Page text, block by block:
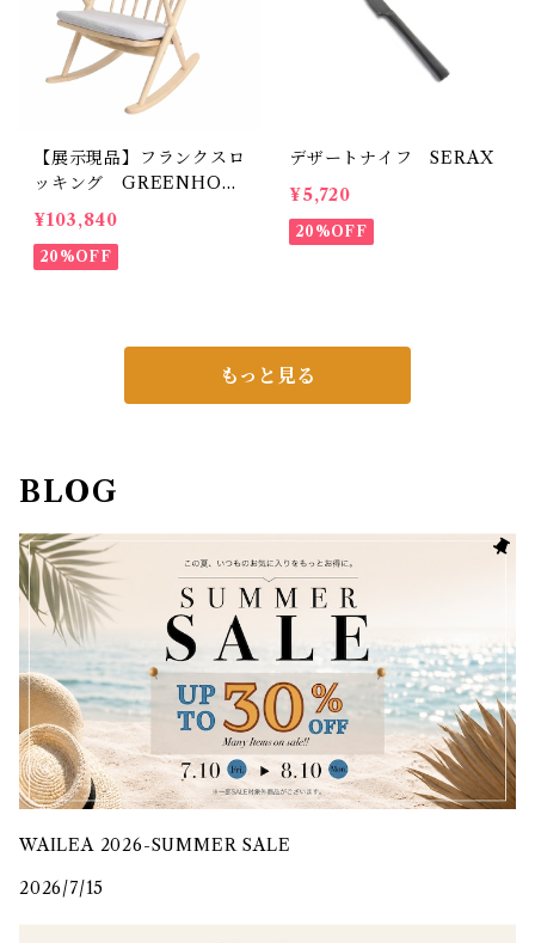
【展示現品】フランクスロ
ッキング GREENHOL
T
¥103,840
20%OFF
デザートナイフ SERAX
¥5,720
20%OFF
もっと見る
BLOG
WAILEA 2026-SUMMER SALE
2026/7/15